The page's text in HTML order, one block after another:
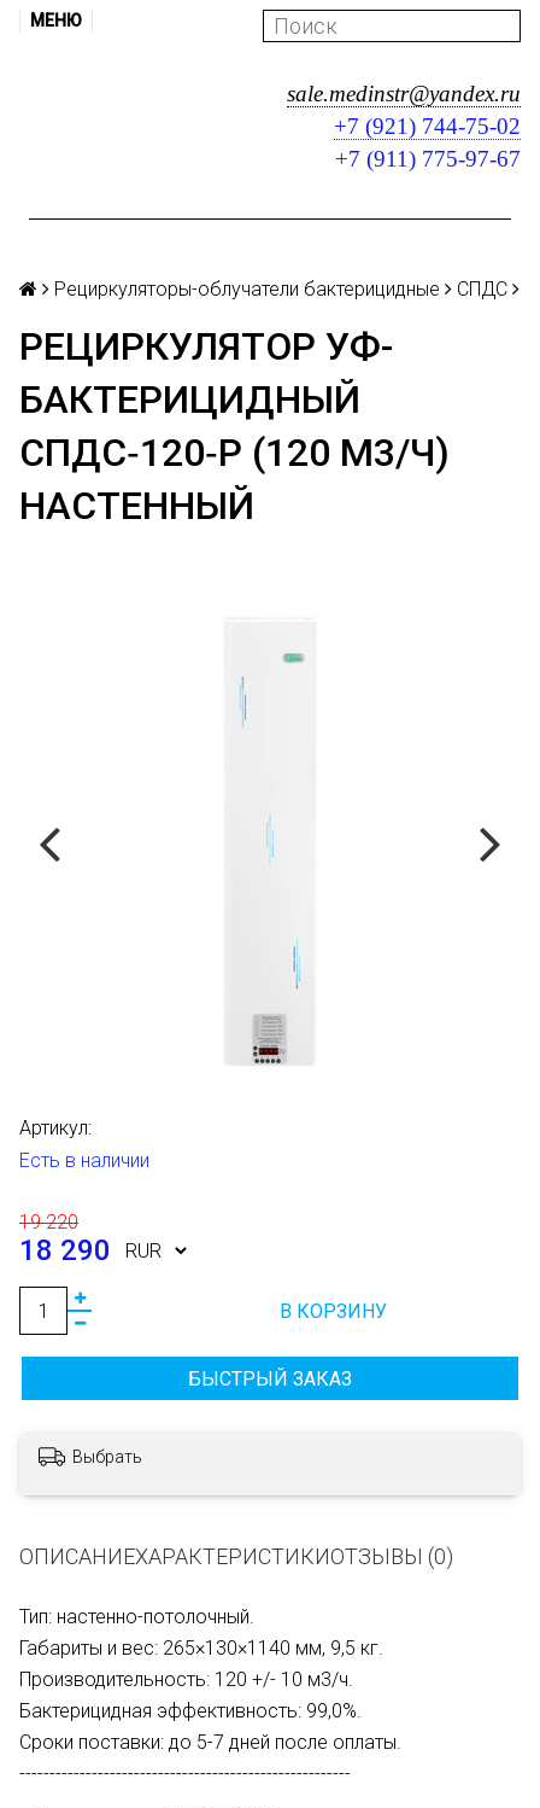
МЕНЮ
sale.medinstr@yandex.ru
+7 (921) 744-75-02
+7 (911) 775-97-67
Рециркуляторы-облучатели бактерицидные СПДС
РЕЦИРКУЛЯТОР УФ-
БАКТЕРИЦИДНЫЙ
СПДС‑120‑Р (120 М3/Ч)
НАСТЕННЫЙ
Артикул:
Есть в наличии
19 220
18 290
В КОРЗИНУ
БЫСТРЫЙ ЗАКАЗ
Выбрать
ОПИСАНИЕХАРАКТЕРИСТИКИОТЗЫВЫ (0)
Тип: настенно-потолочный.
Габариты и вес: 265×130×1140 мм, 9,5 кг.
Производительность: 120 +/- 10 м3/ч.
Бактерицидная эффективность: 99,0%.
Сроки поставки: до 5-7 дней после оплаты.
-------------------------------------------------------